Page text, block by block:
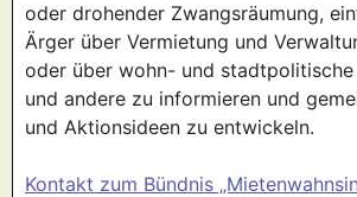
oder drohender Zwangsräumung,
Ärger über Vermietung und
oder über wohn- und stadtpolitische
und andere zu informieren und
und Aktionsideen zu entwickeln.
Kontakt zum Bündnis